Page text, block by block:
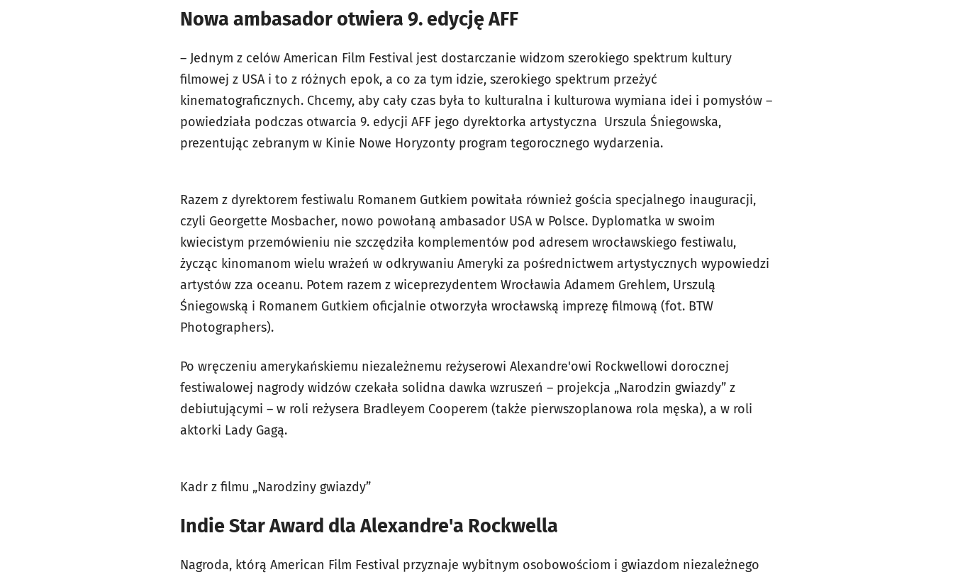
Nowa ambasador otwiera 9. edycję AFF
– Jednym z celów American Film Festival jest dostarczanie widzom szerokiego spektrum kultury
filmowej z USA i to z różnych epok, a co za tym idzie, szerokiego spektrum przeżyć
kinematograficznych. Chcemy, aby cały czas była to kulturalna i kulturowa wymiana idei i pomysłów –
powiedziała podczas otwarcia 9. edycji AFF jego dyrektorka artystyczna Urszula Śniegowska,
prezentując zebranym w Kinie Nowe Horyzonty program tegorocznego wydarzenia.
Razem z dyrektorem festiwalu Romanem Gutkiem powitała również gościa specjalnego inauguracji,
czyli Georgette Mosbacher, nowo powołaną ambasador USA w Polsce. Dyplomatka w swoim
kwiecistym przemówieniu nie szczędziła komplementów pod adresem wrocławskiego festiwalu,
życząc kinomanom wielu wrażeń w odkrywaniu Ameryki za pośrednictwem artystycznych wypowiedzi
artystów zza oceanu. Potem razem z wiceprezydentem Wrocławia Adamem Grehlem, Urszulą
Śniegowską i Romanem Gutkiem oficjalnie otworzyła wrocławską imprezę filmową (fot. BTW
Photographers).
Po wręczeniu amerykańskiemu niezależnemu reżyserowi Alexandre'owi Rockwellowi dorocznej
festiwalowej nagrody widzów czekała solidna dawka wzruszeń – projekcja „Narodzin gwiazdy” z
debiutującymi – w roli reżysera Bradleyem Cooperem (także pierwszoplanowa rola męska), a w roli
aktorki Lady Gagą.
Kadr z filmu „Narodziny gwiazdy”
Indie Star Award dla Alexandre'a Rockwella
Nagroda, którą American Film Festival przyznaje wybitnym osobowościom i gwiazdom niezależnego